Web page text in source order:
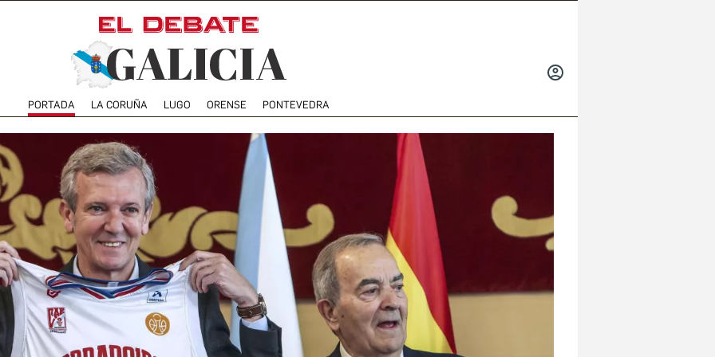
PORTADA LA CORUÑA LUGO ORENSE PONTEVEDRA